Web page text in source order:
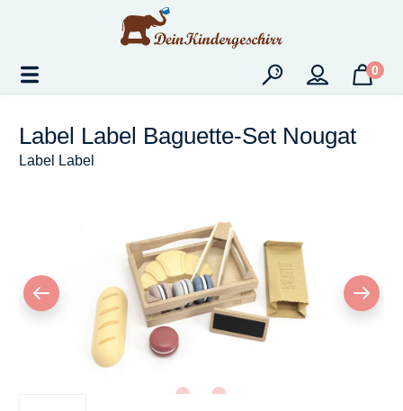
Zum Hauptinhalt springen
0
Label Label Baguette-Set Nougat
Label Label